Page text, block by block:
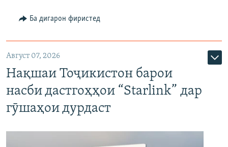
Ба дигарон фиристед
Август 07, 2026
Нақшаи Тоҷикистон барои
насби дастгоҳҳои “Starlink” дар
гӯшаҳои дурдаст